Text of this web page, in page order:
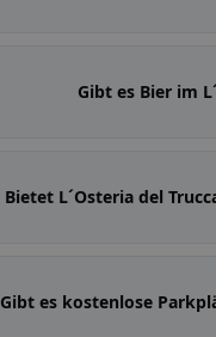
Gibt es Bier im
Bietet L´Osteria del
Gibt es kostenlose